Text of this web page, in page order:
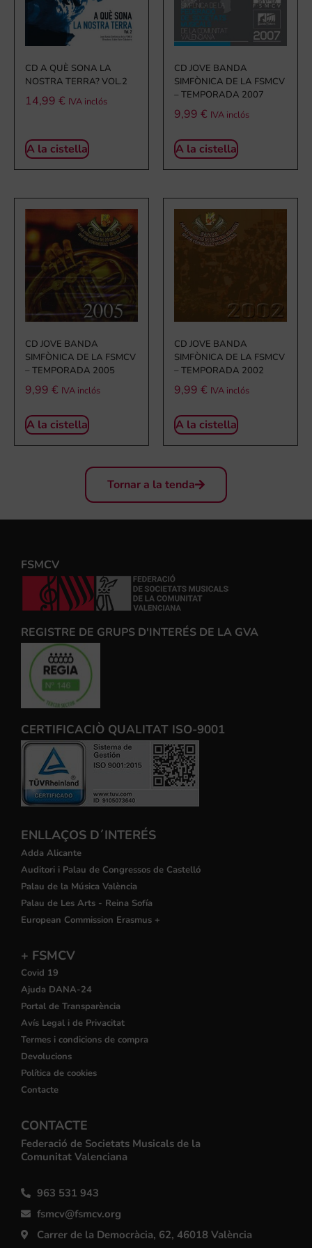
CD A QUÈ SONA LA
NOSTRA TERRA? VOL.2
14,99 € IVA inclós
A la cistella
CD JOVE BANDA
SIMFÒNICA DE LA FSMCV
– TEMPORADA 2007
9,99 € IVA inclós
A la cistella
CD JOVE BANDA
SIMFÒNICA DE LA FSMCV
– TEMPORADA 2005
9,99 € IVA inclós
A la cistella
CD JOVE BANDA
SIMFÒNICA DE LA FSMCV
– TEMPORADA 2002
9,99 € IVA inclós
A la cistella
Tornar a la tenda
FSMCV
REGISTRE DE GRUPS D'INTERÉS DE LA GVA
CERTIFICACIÒ QUALITAT ISO-9001
ENLLAÇOS D´INTERÉS
Adda Alicante
Auditori i Palau de Congressos de Castelló
Palau de la Música València
Palau de Les Arts - Reina Sofía
European Commission Erasmus +
+ FSMCV
Covid 19
Ajuda DANA-24
Portal de Transparència
Avís Legal i de Privacitat
Termes i condicions de compra
Devolucions
Política de cookies
Contacte
CONTACTE
Federació de Societats Musicals de la
Comunitat Valenciana
963 531 943
fsmcv@fsmcv.org
Carrer de la Democràcia, 62, 46018 València